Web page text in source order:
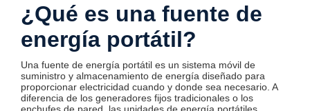
¿Qué es una fuente de
energía portátil?
Una fuente de energía portátil es un sistema móvil de
suministro y almacenamiento de energía diseñado para
proporcionar electricidad cuando y donde sea necesario. A
diferencia de los generadores fijos tradicionales o los
enchufes de pared, las unidades de energía portátiles